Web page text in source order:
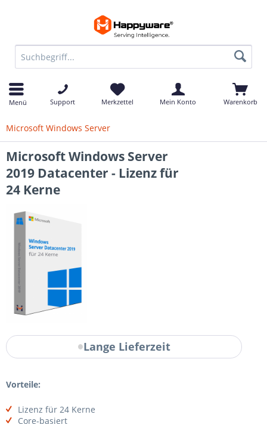
Menü Support Merkzettel Mein Konto Warenkorb
Microsoft Windows Server
Microsoft Windows Server
2019 Datacenter - Lizenz für
24 Kerne
Lange Lieferzeit
Vorteile:
Lizenz für 24 Kerne
Core-basiert